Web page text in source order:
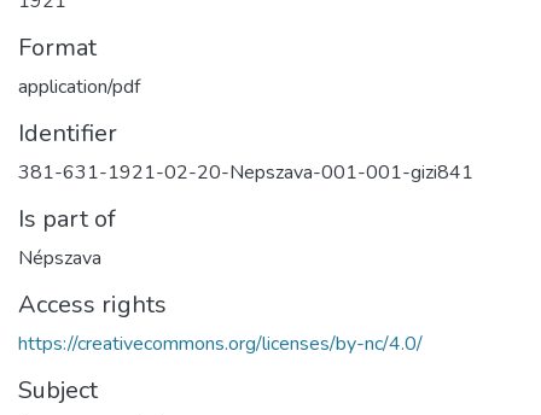
Format
application/pdf
Identifier
381-631-1921-02-20-Nepszava-001-001-gizi841
Is part of
Népszava
Access rights
https://creativecommons.org/licenses/by-nc/4.0/
Subject